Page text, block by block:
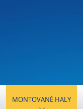
MONTOVANÉ HALY